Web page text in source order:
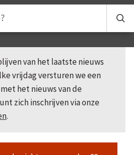
van het laatste nieuws
vrijdag versturen we een
het nieuws van de
zich inschrijven via onze
.